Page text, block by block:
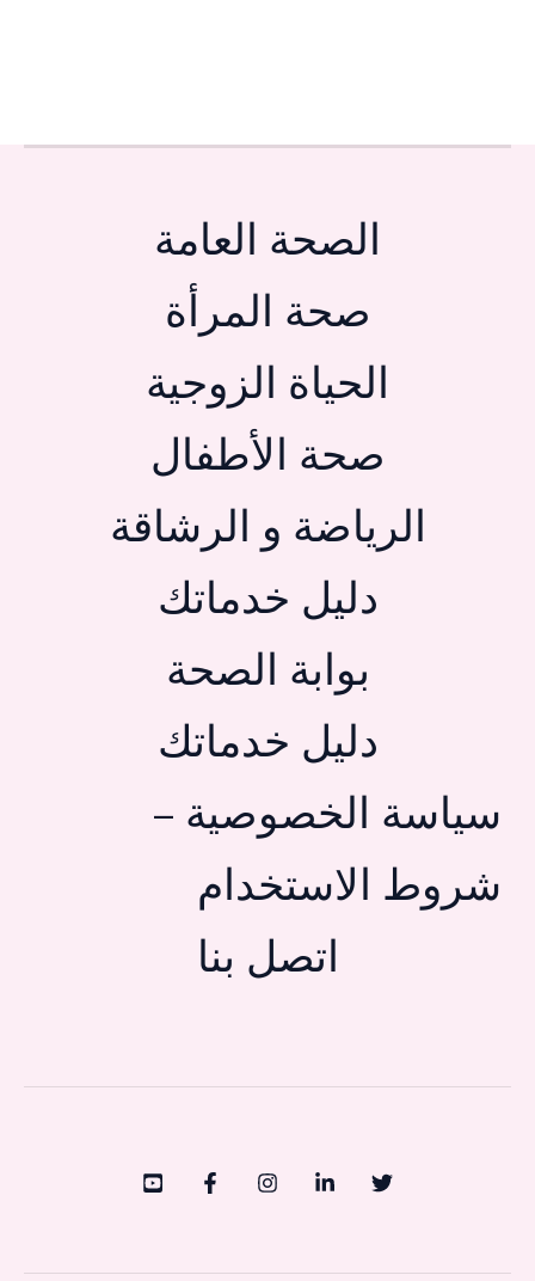
الصحة العامة
صحة المرأة
الحياة الزوجية
صحة الأطفال
الرياضة و الرشاقة
دليل خدماتك
بوابة الصحة
دليل خدماتك
سياسة الخصوصية –
شروط الاستخدام
اتصل بنا